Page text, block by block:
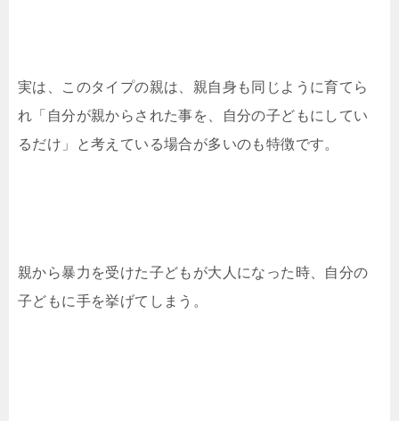
実は、このタイプの親は、親自身も同じように育てら
れ「自分が親からされた事を、自分の子どもにしてい
るだけ」と考えている場合が多いのも特徴です。
親から暴力を受けた子どもが大人になった時、自分の
子どもに手を挙げてしまう。